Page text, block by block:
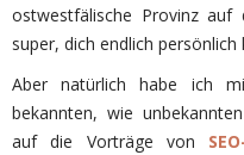
ostwestfälische Provinz
super, dich endlich persönlich
Aber natürlich habe ich
bekannten, wie
auf die Vorträge von